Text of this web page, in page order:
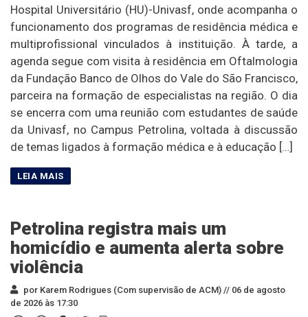
Hospital Universitário (HU)-Univasf, onde acompanha o
funcionamento dos programas de residência médica e
multiprofissional vinculados à instituição. À tarde, a
agenda segue com visita à residência em Oftalmologia
da Fundação Banco de Olhos do Vale do São Francisco,
parceira na formação de especialistas na região. O dia
se encerra com uma reunião com estudantes de saúde
da Univasf, no Campus Petrolina, voltada à discussão
de temas ligados à formação médica e à educação […]
Petrolina registra mais um
homicídio e aumenta alerta sobre
violência
por Karem Rodrigues (Com supervisão de ACM) // 06 de agosto
de 2026 às 17:30